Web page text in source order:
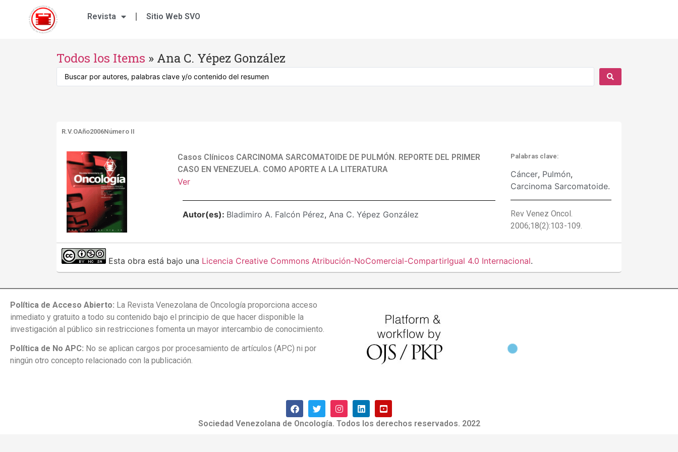
Revista Sitio Web SVO
Todos los Items » Ana C. Yépez González
R.V.OAño2006Número II
Casos Clínicos CARCINOMA SARCOMATOIDE DE PULMÓN. REPORTE DEL PRIMER
CASO EN VENEZUELA. COMO APORTE A LA LITERATURA
Ver
Autor(es): Bladimiro A. Falcón Pérez, Ana C. Yépez González
Palabras clave:
Cáncer, Pulmón,
Carcinoma Sarcomatoide.
Rev Venez Oncol.
2006;18(2):103-109.
Esta obra está bajo una Licencia Creative Commons Atribución-NoComercial-CompartirIgual 4.0 Internacional.
Política de Acceso Abierto: La Revista Venezolana de Oncología proporciona acceso
inmediato y gratuito a todo su contenido bajo el principio de que hacer disponible la
investigación al público sin restricciones fomenta un mayor intercambio de conocimiento.
Política de No APC: No se aplican cargos por procesamiento de artículos (APC) ni por
ningún otro concepto relacionado con la publicación.
Sociedad Venezolana de Oncología. Todos los derechos reservados. 2022